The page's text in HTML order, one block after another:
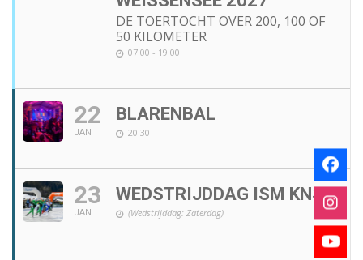
DE TOERTOCHT OVER 200, 100 OF
50 KILOMETER
07:00 - 19:00
22
JAN
BLARENBAL
20:30
23
JAN
WEDSTRIJDDAG ISM KNSB
(Wedstrijddag: Zaterdag)